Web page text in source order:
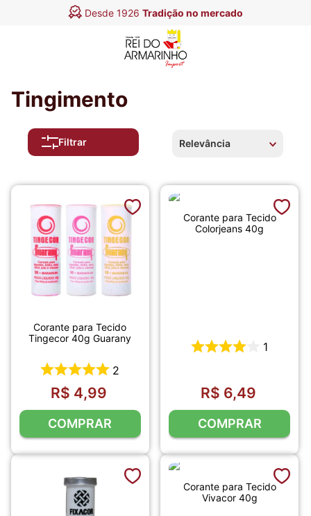
Desde 1926 Tradição no mercado
Tingimento
Filtrar Relevância
Corante para Tecido
Tingecor 40g Guarany
2
R$ 4,99
COMPRAR
Corante para Tecido
Colorjeans 40g
1
R$ 6,49
COMPRAR
Corante para Tecido
Vivacor 40g